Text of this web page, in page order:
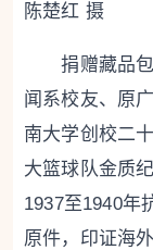
陈楚红 摄
捐赠藏品包
闻系校友、原
南大学创校二
大篮球队金质
1937至1940年
原件，印证海